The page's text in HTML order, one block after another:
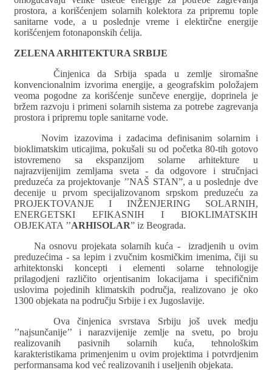
prostora, a korišćenjem solarnih kolektora za pripremu tople
sanitarne vode, a u poslednje vreme i elektirčne energije
korišćenjem fotonaponskih ćelija.
ZELENA ARHITEKTURA SRBIJE
Činjenica da Srbija spada u zemlje siromašne
konvencionalnim izvorima energije, a geografskim položajem
veoma pogodne za korišćenje sunčeve energije, doprinela je
bržem razvoju i primeni solarnih sistema za potrebe zagrevanja
prostora i pripremu tople sanitarne vode.
Novim izazovima i zadacima definisanim solarnim i
bioklimatskim uticajima, pokušali su od početka 80-tih gotovo
istovremeno sa ekspanzijom solarne arhitekture u
najrazvijenijim zemljama sveta - da odgovore i stručnjaci
preduzeća za projektovanje ’’NAŠ STAN”, a u poslednje dve
decenije u prvom specijalizovanom srpskom preduzeću za
PROJEKTOVANJE I INŽENJERING SOLARNIH,
ENERGETSKI EFIKASNIH I BIOKLIMATSKIH
OBJEKATA ’’ARHISOLAR” iz Beograda.
Na osnovu projekata solarnih kuća - izradjenih u ovim
preduzećima - sa lepim i zvučnim kosmičkim imenima, čiji su
arhitektonski koncepti i elementi solarne tehnologije
prilagodjeni različito orjentisanim lokacijama i specifičnim
uslovima pojedinih klimatskih područja, realizovano je oko
1300 objekata na području Srbije i ex Jugoslavije.
Ova činjenica svrstava Srbiju još uvek medju
’’najsunčanije’’ i narazvijenije zemlje na svetu, po broju
realizovanih pasivnih solarnih kuća, tehnološkim
karakteristikama primenjenim u ovim projektima i potvrdjenim
performansama kod već realizovanih i useljenih objekata.